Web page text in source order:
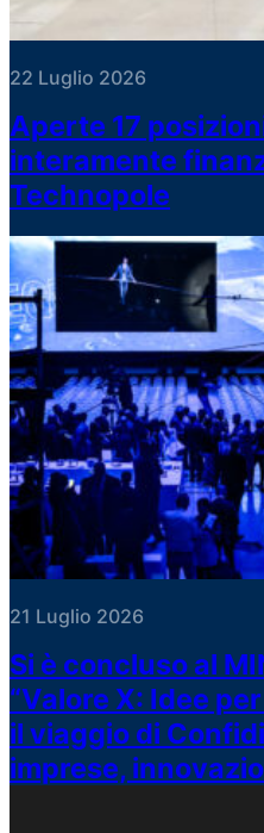
22 Luglio 2026
Aperte 17
interamente
Technopole
21 Luglio 2026
Si è concluso al
“Valore X: Idee
il viaggio di
imprese,